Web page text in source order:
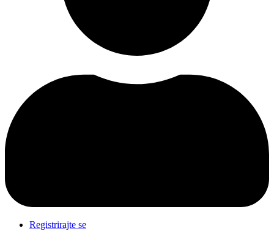
Registrirajte se